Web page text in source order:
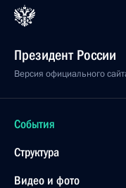
Президент России
Версия официального
События
Структура
Видео и фото